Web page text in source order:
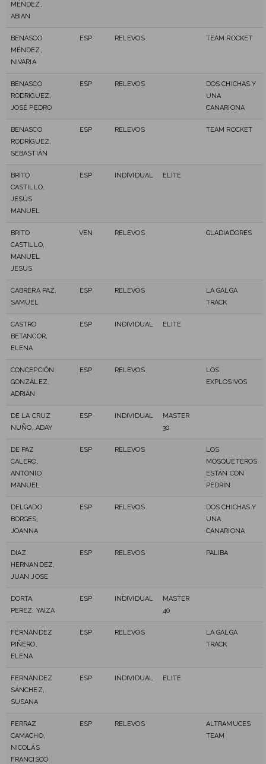
MÉNDEZ,
ABIAN
BENASCO
MÉNDEZ,
NIVARIA
ESP RELEVOS TEAM ROCKET
BENASCO
RODRIGUEZ,
JOSÉ PEDRO
ESP RELEVOS
DOS CHICHAS Y
UNA
CANARIONA
BENASCO
RODRÍGUEZ,
SEBASTIÁN
ESP RELEVOS TEAM ROCKET
BRITO
CASTILLO,
JESÚS
MANUEL
ESP INDIVIDUAL ELITE
BRITO
CASTILLO,
MANUEL
JESUS
VEN RELEVOS GLADIADORES
CABRERA PAZ,
SAMUEL
ESP RELEVOS
LA GALGA
TRACK
CASTRO
BETANCOR,
ELENA
ESP INDIVIDUAL ELITE
CONCEPCIÓN
GONZÁLEZ,
ADRIÁN
ESP RELEVOS
LOS
EXPLOSIVOS
DE LA CRUZ
NUÑO, ADAY
ESP INDIVIDUAL
MASTER
30
DE PAZ
CALERO,
ANTONIO
MANUEL
ESP RELEVOS
LOS
MOSQUETEROS
ESTÁN CON
PEDRÍN
DELGADO
BORGES,
JOANNA
ESP RELEVOS
DOS CHICHAS Y
UNA
CANARIONA
DIAZ
HERNANDEZ,
JUAN JOSE
ESP RELEVOS PALIBA
DORTA
PEREZ, YAIZA
ESP INDIVIDUAL
MASTER
40
FERNANDEZ
PIÑERO,
ELENA
ESP RELEVOS
LA GALGA
TRACK
FERNÁNDEZ
SÁNCHEZ,
SUSANA
ESP INDIVIDUAL ELITE
FERRAZ
CAMACHO,
NICOLÁS
FRANCISCO
ESP RELEVOS
ALTRAMUCES
TEAM